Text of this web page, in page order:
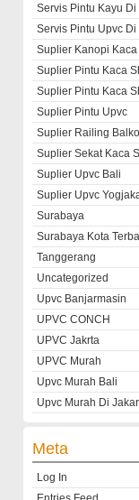
Servis Pintu Kayu Di
Servis Pintu Upvc Di
Suplier Kanopi Kaca
Suplier Pintu Kaca
Suplier Pintu Kaca
Suplier Pintu Upvc
Suplier Railing
Suplier Sekat Kaca
Suplier Upvc Bali
Suplier Upvc
Surabaya
Surabaya Kota
Tanggerang
Uncategorized
Upvc Banjarmasin
UPVC CONCH
UPVC Jakrta
UPVC Murah
Upvc Murah Bali
Upvc Murah Di
Meta
Log In